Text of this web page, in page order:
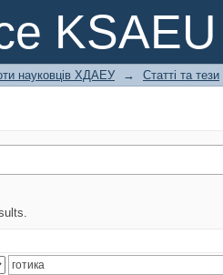
KSAEU
науковців ХДАЕУ → Статті та тези